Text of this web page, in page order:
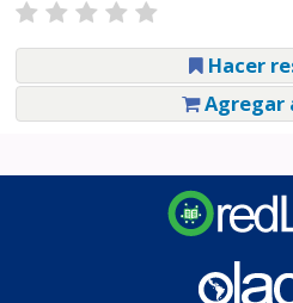
Hacer
Agregar